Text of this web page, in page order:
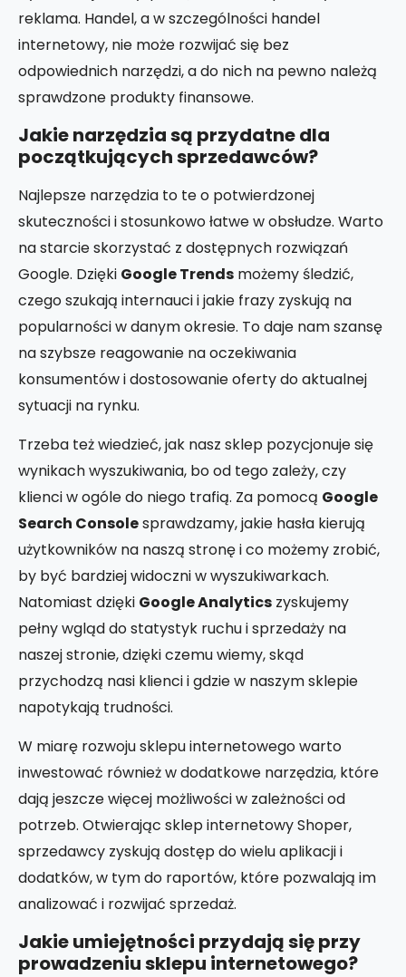
reklama. Handel, a w szczególności handel
internetowy, nie może rozwijać się bez
odpowiednich narzędzi, a do nich na pewno należą
sprawdzone produkty finansowe.
Jakie narzędzia są przydatne dla
początkujących sprzedawców?
Najlepsze narzędzia to te o potwierdzonej
skuteczności i stosunkowo łatwe w obsłudze. Warto
na starcie skorzystać z dostępnych rozwiązań
Google. Dzięki Google Trends możemy śledzić,
czego szukają internauci i jakie frazy zyskują na
popularności w danym okresie. To daje nam szansę
na szybsze reagowanie na oczekiwania
konsumentów i dostosowanie oferty do aktualnej
sytuacji na rynku.
Trzeba też wiedzieć, jak nasz sklep pozycjonuje się
wynikach wyszukiwania, bo od tego zależy, czy
klienci w ogóle do niego trafią. Za pomocą Google
Search Consolesprawdzamy, jakie hasła kierują
użytkowników na naszą stronę i co możemy zrobić,
by być bardziej widoczni w wyszukiwarkach.
Natomiast dzięki Google Analytics zyskujemy
pełny wgląd do statystyk ruchu i sprzedaży na
naszej stronie, dzięki czemu wiemy, skąd
przychodzą nasi klienci i gdzie w naszym sklepie
napotykają trudności.
W miarę rozwoju sklepu internetowego warto
inwestować również w dodatkowe narzędzia, które
dają jeszcze więcej możliwości w zależności od
potrzeb. Otwierając sklep internetowy Shoper,
sprzedawcy zyskują dostęp do wielu aplikacji i
dodatków, w tym do raportów, które pozwalają im
analizować i rozwijać sprzedaż.
Jakie umiejętności przydają się przy
prowadzeniu sklepu internetowego?